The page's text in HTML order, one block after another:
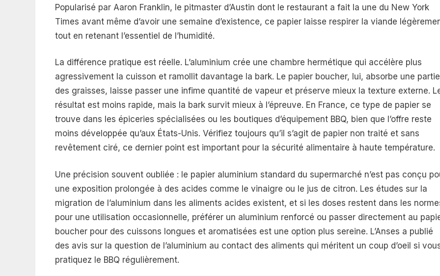
Popularisé par Aaron Franklin, le pitmaster d’Austin dont le restaurant a fait la une du New York
Times avant même d’avoir une semaine d’existence, ce papier laisse respirer la viande
tout en retenant l’essentiel de l’humidité.
La différence pratique est réelle. L’aluminium crée une chambre hermétique qui accélère plus
agressivement la cuisson et ramollit davantage la bark. Le papier boucher, lui, absorbe une partie
des graisses, laisse passer une infime quantité de vapeur et préserve mieux la texture externe.
résultat est moins rapide, mais la bark survit mieux à l’épreuve. En France, ce type de papier se
trouve dans les épiceries spécialisées ou les boutiques d’équipement BBQ, bien que l’offre reste
moins développée qu’aux États-Unis. Vérifiez toujours qu’il s’agit de papier non traité et sans
revêtement ciré, ce dernier point est important pour la sécurité alimentaire à haute température.
Une précision souvent oubliée : le papier aluminium standard du supermarché n’est pas conçu
une exposition prolongée à des acides comme le vinaigre ou le jus de citron. Les études sur la
migration de l’aluminium dans les aliments acides existent, et si les doses restent dans les
pour une utilisation occasionnelle, préférer un aluminium renforcé ou passer directement au
boucher pour des cuissons longues et aromatisées est une option plus sereine. L’Anses a publié
des avis sur la question de l’aluminium au contact des aliments qui méritent un coup d’oeil si
pratiquez le BBQ régulièrement.